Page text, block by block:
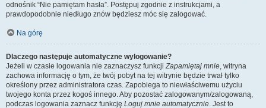
odnośnik “Nie pamiętam hasła”. Postępuj zgodnie z instrukcjami, a
prawdopodobnie niedługo znów będziesz móc się zalogować.
Na górę
Dlaczego następuje automatyczne wylogowanie?
Jeżeli w czasie logowania nie zaznaczysz funkcjiZapamiętaj mnie, witryna
zachowa informację o tym, że twój pobyt na tej witrynie będzie trwał tylko
określony przez administratora czas. Zapobiega to niewłaściwemu użyciu
twojego konta przez kogoś innego. Aby pozostać zalogowanym/zalogowaną,
podczas logowania zaznacz funkcję Loguj mnie automatycznie. Jest to